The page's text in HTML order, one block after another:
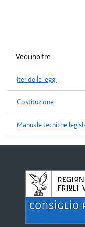
Vedi inoltre
Iter delle leggi
Costituzione
Manuale tecniche